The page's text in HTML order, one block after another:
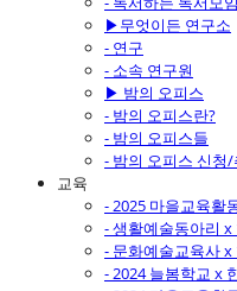
▶무엇이든 연구소
- 연구
- 소속 연구원
▶ 밤의 오피스
- 밤의 오피스란?
- 밤의 오피스들
- 밤의 오피스 신청/
교육
- 2025 마을교육활
- 생활예술동아리
- 문화예술교육사
- 2024 늘봄학교 x